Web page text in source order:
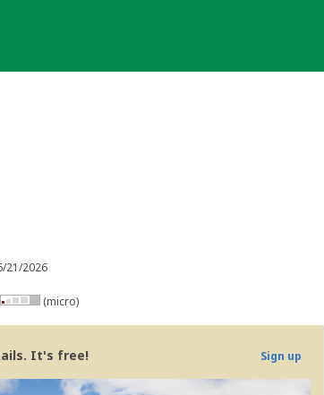
21/2026
(micro)
It's free! Sign up